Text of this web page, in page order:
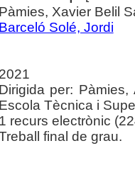
Pàmies, Xavier Belil
Barceló Solé, Jordi
2021
Dirigida per:
Escola Tècnica i
1 recurs electrònic
final de grau.